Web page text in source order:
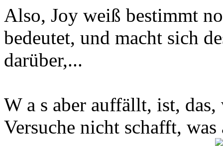
Also, Joy weiß bestimmt
bedeutet, und macht sich
darüber,...
W a s aber auffällt, ist,
Versuche nicht schafft,